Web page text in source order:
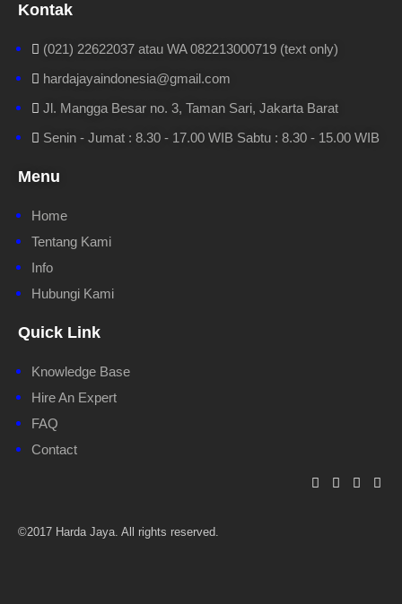
Kontak
(021) 22622037 atau WA 082213000719 (text only)
hardajayaindonesia@gmail.com
Jl. Mangga Besar no. 3, Taman Sari, Jakarta Barat
Senin - Jumat : 8.30 - 17.00 WIB Sabtu : 8.30 - 15.00 WIB
Menu
Home
Tentang Kami
Info
Hubungi Kami
Quick Link
Knowledge Base
Hire An Expert
FAQ
Contact
©2017 Harda Jaya. All rights reserved.